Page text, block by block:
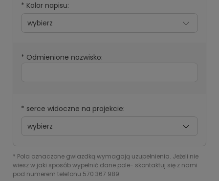
* Kolor napisu:
* Odmienione nazwisko:
* serce widoczne na projekcie:
* Pola oznaczone gwiazdką wymagają uzupełnienia. Jeżeli nie
wiesz w jaki sposób wypełnić dane pole- skontaktuj się z nami
pod numerem telefonu 570 367 989